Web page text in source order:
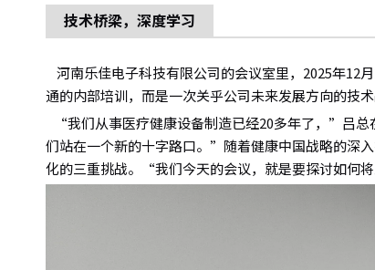
技术桥梁，深度学习
河南乐佳电子科技有限公司的会议室里，2025年12
通的内部培训，而是一次关乎公司未来发展方向的技术
“我们从事医疗健康设备制造已经20多年了，”吕总
们站在一个新的十字路口。”随着健康中国战略的深
化的三重挑战。“我们今天的会议，就是要探讨如何